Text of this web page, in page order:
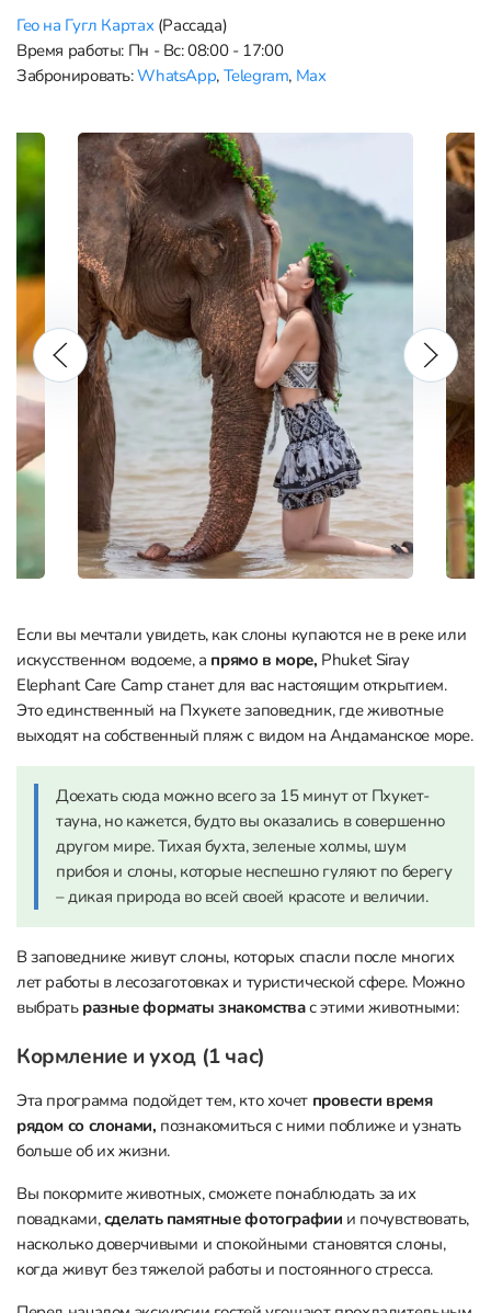
Гео на Гугл Картах(Рассада)
Время работы: Пн - Вс: 08:00 - 17:00
Забронировать:WhatsApp, Telegram, Max
Если вы мечтали увидеть, как слоны купаются не в реке или
искусственном водоеме, а прямо в море, Phuket Siray
Elephant Care Camp станет для вас настоящим открытием.
Это единственный на Пхукете заповедник, где животные
выходят на собственный пляж с видом на Андаманское море.
Доехать сюда можно всего за 15 минут от Пхукет-
тауна, но кажется, будто вы оказались в совершенно
другом мире. Тихая бухта, зеленые холмы, шум
прибоя и слоны, которые неспешно гуляют по берегу
– дикая природа во всей своей красоте и величии.
В заповеднике живут слоны, которых спасли после многих
лет работы в лесозаготовках и туристической сфере. Можно
выбрать разные форматы знакомствас этими животными:
Кормление и уход (1 час)
Эта программа подойдет тем, кто хочет провести время
рядом со слонами, познакомиться с ними поближе и узнать
больше об их жизни.
Вы покормите животных, сможете понаблюдать за их
повадками,сделать памятные фотографии и почувствовать,
насколько доверчивыми и спокойными становятся слоны,
когда живут без тяжелой работы и постоянного стресса.